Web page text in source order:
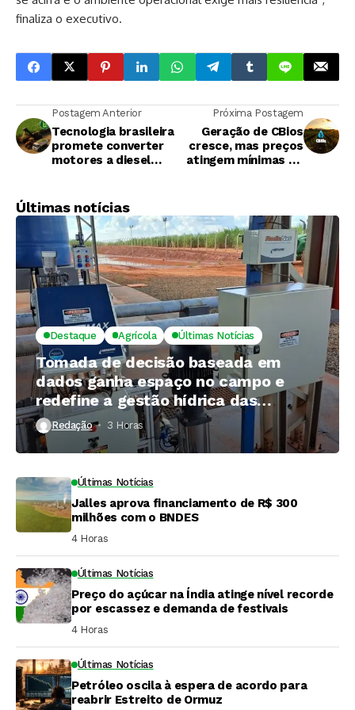
finaliza o executivo.
Postagem Anterior
Tecnologia brasileira
promete converter
motores a diesel
Próxima Postagem
Geração de CBios
cresce, mas preços
atingem mínimas do
Últimas notícias
Destaque Agrícola Últimas Notícias
Tomada de decisão baseada em
dados ganha espaço no campo e
redefine a gestão hídrica das
propriedades rurais
Redação 3 Horas ⁮
Últimas Notícias
Jalles aprova financiamento de R$ 300
milhões com o BNDES
4 Horas ⁮
Últimas Notícias
Preço do açúcar na Índia atinge nível recorde
por escassez e demanda de festivais
4 Horas ⁮
Últimas Notícias
Petróleo oscila à espera de acordo para
reabrir Estreito de Ormuz